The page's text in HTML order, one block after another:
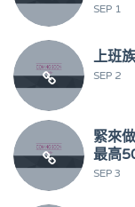
SEP 1
上班
SEP 2
緊來
最高
SEP 3